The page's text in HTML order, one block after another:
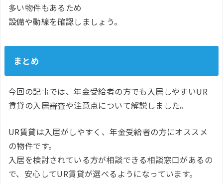
多い物件もあるため
設備や動線を確認しましょう。
まとめ
今回の記事では、年金受給者の方でも入居しやすいUR
賃貸の入居審査や注意点について解説しました。
UR賃貸は入居がしやすく、年金受給者の方にオススメ
の物件です。
入居を検討されている方が相談できる相談窓口があるの
で、安心してUR賃貸が選べるようになっています。